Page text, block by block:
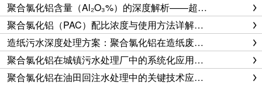
聚合氯化铝含量（Al₂O₃%）的深度解析——超越数字表象，科学评判与优化选择的工程学视角
聚合氯化铝（PAC）配比浓度与使用方法详解：从溶解到投加的全流程指南
造纸污水深度处理方案：聚合氯化铝在造纸废水处理中的创新应用
聚合氯化铝在城镇污水处理厂中的系统化应用实践与效能优化研究
聚合氯化铝在油田回注水处理中的关键技术应用与效能优化研究